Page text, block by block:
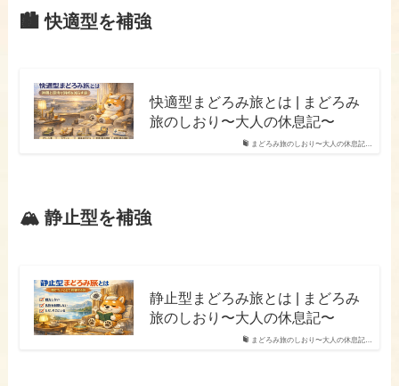
🏙 快適型を補強
まどろみ旅のしおり〜大人の休息記…
快適型まどろみ旅とは | まどろみ
旅のしおり〜大人の休息記〜
🏔 静止型を補強
まどろみ旅のしおり〜大人の休息記…
静止型まどろみ旅とは | まどろみ
旅のしおり〜大人の休息記〜